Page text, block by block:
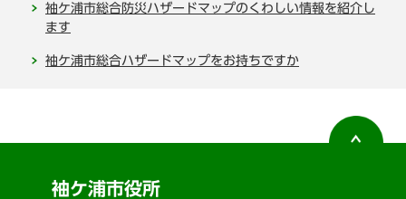
袖ケ浦市総合防災ハザードマップのくわしい情報を紹介し
ます
袖ケ浦市総合ハザードマップをお持ちですか
袖ケ浦市役所